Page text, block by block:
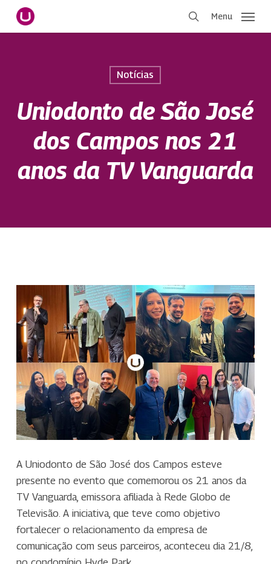
Pular
para
Menu
Notícias
Uniodonto de São José
dos Campos nos 21
anos da TV Vanguarda
A Uniodonto de São José dos Campos esteve
presente no evento que comemorou os 21 anos da
TV Vanguarda, emissora afiliada à Rede Globo de
Televisão. A iniciativa, que teve como objetivo
fortalecer o relacionamento da empresa de
comunicação com seus parceiros, aconteceu dia 21/8,